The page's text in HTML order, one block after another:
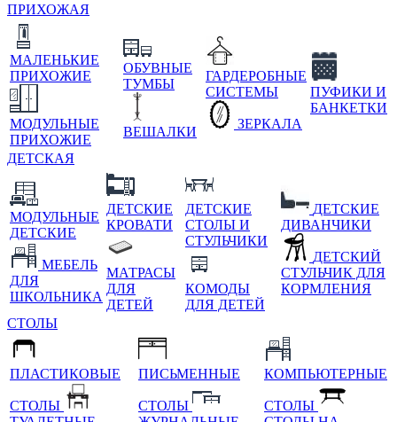
ПРИХОЖАЯ
МАЛЕНЬКИЕ
ПРИХОЖИЕ
МОДУЛЬНЫЕ
ПРИХОЖИЕ
ОБУВНЫЕ
ТУМБЫ
ВЕШАЛКИ
ГАРДЕРОБНЫЕ
СИСТЕМЫ
ЗЕРКАЛА
ПУФИКИ И
БАНКЕТКИ
ДЕТСКАЯ
МОДУЛЬНЫЕ
ДЕТСКИЕ
МЕБЕЛЬ
ДЛЯ
ШКОЛЬНИКА
ДЕТСКИЕ
КРОВАТИ
МАТРАСЫ
ДЛЯ
ДЕТЕЙ
ДЕТСКИЕ
СТОЛЫ И
СТУЛЬЧИКИ
КОМОДЫ
ДЛЯ ДЕТЕЙ
ДЕТСКИЕ
ДИВАНЧИКИ
ДЕТСКИЙ
СТУЛЬЧИК ДЛЯ
КОРМЛЕНИЯ
СТОЛЫ
ПЛАСТИКОВЫЕ
СТОЛЫ
ПИСЬМЕННЫЕ
СТОЛЫ
КОМПЬЮТЕРНЫЕ
СТОЛЫ